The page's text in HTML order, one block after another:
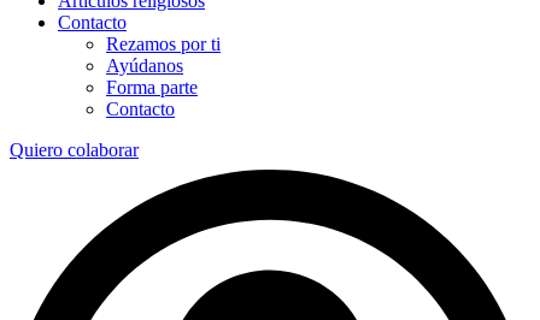
Contacto
Rezamos por ti
Ayúdanos
Forma parte
Contacto
Quiero colaborar